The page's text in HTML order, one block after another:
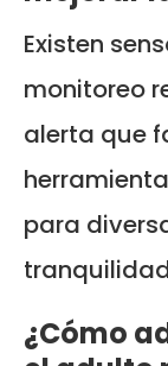
Existen
monitoreo
alerta que
para
¿Cómo